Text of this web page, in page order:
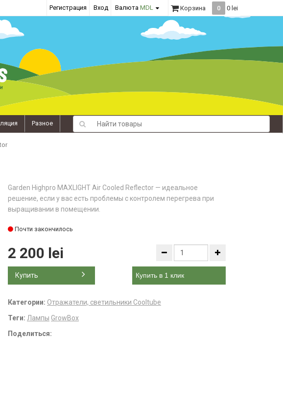
Регистрация Вход Валюта MDL Корзина 0 0 lei
Разное
Garden Highpro MAXLIGHT Air Cooled Reflector — идеальное
решение, если у вас есть проблемы с контролем перегрева при
выращивании в помещении.
Почти закончилось
2 200 lei
Купить Купить в 1 клик
Категории: Отражатели, светильники Cooltube
Теги: Лампы GrowBox
Поделиться: